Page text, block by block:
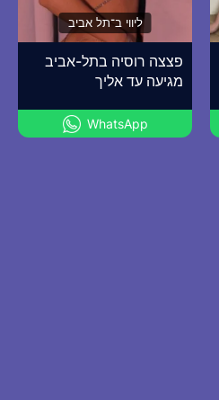
ליווי ב־תל אביב
פצצה רוסיה בתל-אביב
מגיעה עד אליך
WhatsApp